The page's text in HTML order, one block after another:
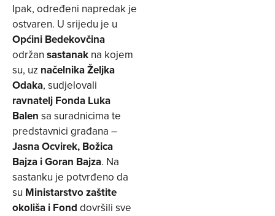
Ipak, određeni napredak je
ostvaren. U srijedu je u
Općini Bedekovčina
održan sastanak na kojem
su, uz načelnika Željka
Odaka, sudjelovali
ravnatelj Fonda Luka
Balen sa suradnicima te
predstavnici građana –
Jasna Ocvirek, Božica
Bajza i Goran Bajza. Na
sastanku je potvrđeno da
su Ministarstvo zaštite
okoliša i Fond dovršili sve